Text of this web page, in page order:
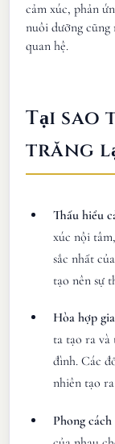
cảm xúc, phản
nuôi dưỡng
quan hệ.
Tại sao
trăng
Thấu hiểu
xúc nội
sắc nhất
tạo nên sự
Hòa hợp
ta tạo ra và
đình. Các
nhiên tạo
Phong